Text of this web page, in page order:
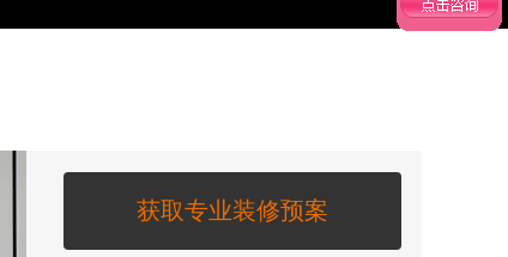
获取专业装修预案